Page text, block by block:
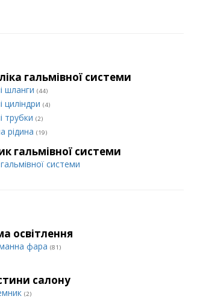
гальмівної системи
шланги (44)
циліндри (4)
трубки (2)
рідина (19)
гальмівної системи
системи
освітлення
фара (81)
салону
(2)